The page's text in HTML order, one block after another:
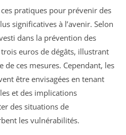
pratiques pour prévenir des
significatives à l’avenir. Selon
dans la prévention des
euros de dégâts, illustrant
de ces mesures. Cependant, les
être envisagées en tenant
et des implications
des situations de
les vulnérabilités.